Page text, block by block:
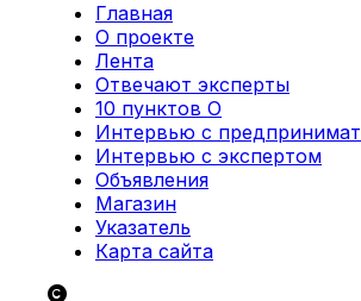
Главная
О проекте
Лента
Отвечают эксперты
10 пунктов О
Интервью с
Интервью с экспертом
Объявления
Магазин
Указатель
Карта сайта